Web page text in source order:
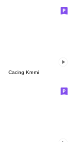
Cacing Kremi